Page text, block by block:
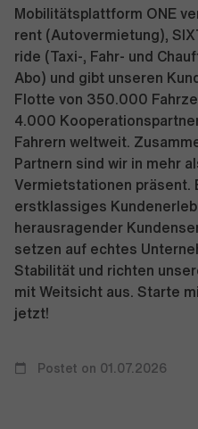
Mobilitätsplattform ONE
rent (Autovermietung),
ride (Taxi-, Fahr- und
Abo) und gibt unseren
Flotte von 350.000
4.000
Fahrern weltweit.
Partnern sind wir in mehr
Vermietstationen präsent.
erstklassiges
herausragender
setzen auf echtes
Stabilität und richten
mit Weitsicht aus. Starte
jetzt!
Postet on 01.07.2026